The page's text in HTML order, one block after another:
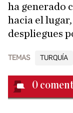
ha generado
hacia el
despliegues
TEMAS TURQUÍA
0